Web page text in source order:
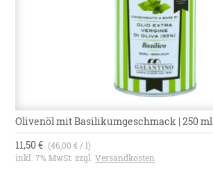
Olivenöl mit Basilikumgeschmack | 250 ml
11,50 € (46,00 € / l)
inkl. 7% MwSt. zzgl.Versandkosten